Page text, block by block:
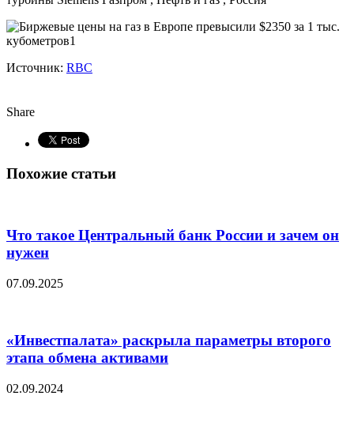
Источник: RBC
Share
Похожие статьи
Что такое Центральный банк России и зачем он
нужен
07.09.2025
«Инвестпалата» раскрыла параметры второго
этапа обмена активами
02.09.2024